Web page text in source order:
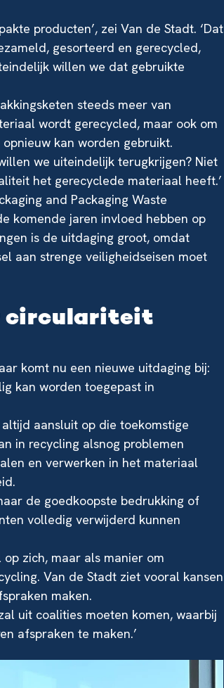
producten’, zei Van de Stadt. ‘Dat
gesorteerd en gerecycled,
willen we dat gebruikte
steeds meer van
wordt gerecycled, maar ook om
kan worden gebruikt.
we uiteindelijk terugkrijgen? Niet
het gerecyclede materiaal heeft.’
and Packaging Waste
komende jaren invloed hebben op
is de uitdaging groot, omdat
aan strenge veiligheidseisen moet
circulariteit
komt nu een nieuwe uitdaging bij:
kan worden toegepast in
aansluit op die toekomstige
in recycling alsnog problemen
en verwerken in het materiaal
de goedkoopste bedrukking of
volledig verwijderd kunnen
zich, maar als manier om
Van de Stadt ziet vooral kansen
maken.
uit coalities moeten komen, waarbij
afspraken te maken.’